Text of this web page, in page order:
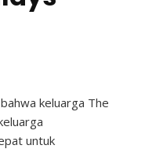
keluarga The
untuk